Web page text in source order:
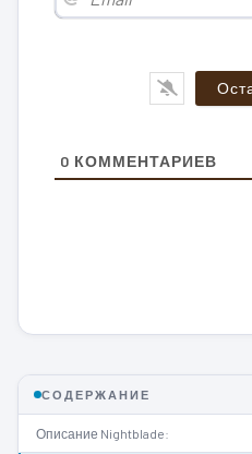
0 КОММЕНТАРИЕВ
СОДЕРЖАНИЕ
Описание Nightblade: